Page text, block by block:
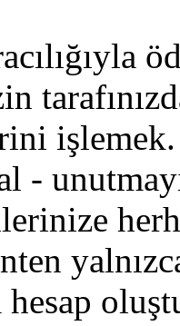
işlemek.
-
hesap